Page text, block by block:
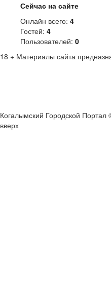
Сейчас на сайте
Онлайн всего: 4
Гостей: 4
Пользователей: 0
18 + Материалы сайта
Когалымский Городской Портал
вверх